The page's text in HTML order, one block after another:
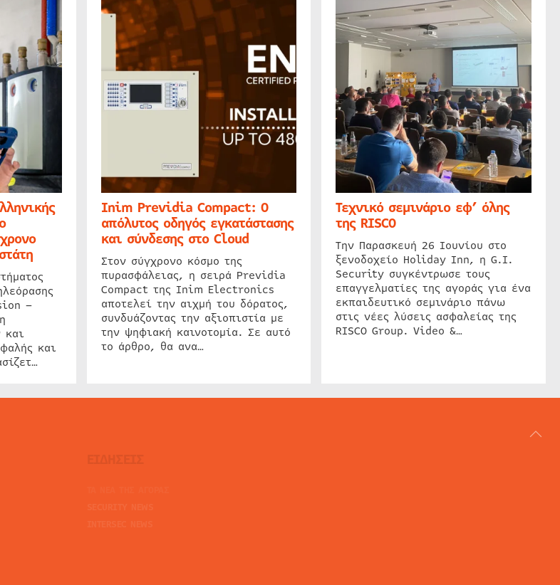
–
και
και
Inim Previdia Compact: Ο
απόλυτος οδηγός εγκατάστασης
και σύνδεσης στο Cloud
Στον σύγχρονο κόσμο της
πυρασφάλειας, η σειρά Previdia
Compact της Inim Electronics
αποτελεί την αιχμή του δόρατος,
συνδυάζοντας την αξιοπιστία με
την ψηφιακή καινοτομία. Σε αυτό
το άρθρο, θα ανα…
Τεχνικό σεμινάριο εφ’ όλης
της RISCO
Την Παρασκευή 26 Ιουνίου στο
ξενοδοχείο Holiday Inn, η G.I.
Security συγκέντρωσε τους
επαγγελματίες της αγοράς για ένα
εκπαιδευτικό σεμινάριο πάνω
στις νέες λύσεις ασφαλείας της
RISCO Group. Video &…